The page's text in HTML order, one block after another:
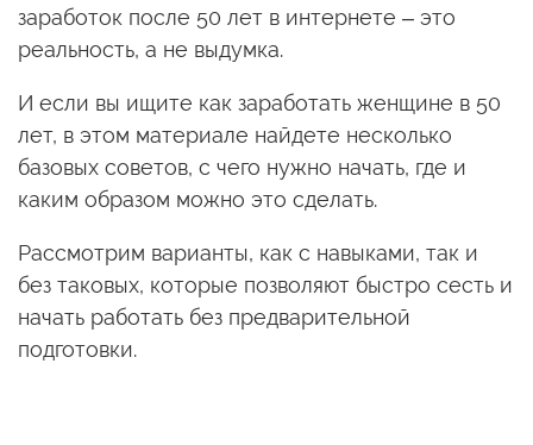
заработок после 50 лет в интернете – это
реальность, а не выдумка.
И если вы ищите как заработать женщине в 50
лет, в этом материале найдете несколько
базовых советов, с чего нужно начать, где и
каким образом можно это сделать.
Рассмотрим варианты, как с навыками, так и
без таковых, которые позволяют быстро сесть и
начать работать без предварительной
подготовки.